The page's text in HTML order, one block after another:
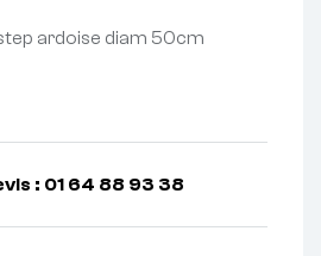
ardoise diam 50cm
: 01 64 88 93 38